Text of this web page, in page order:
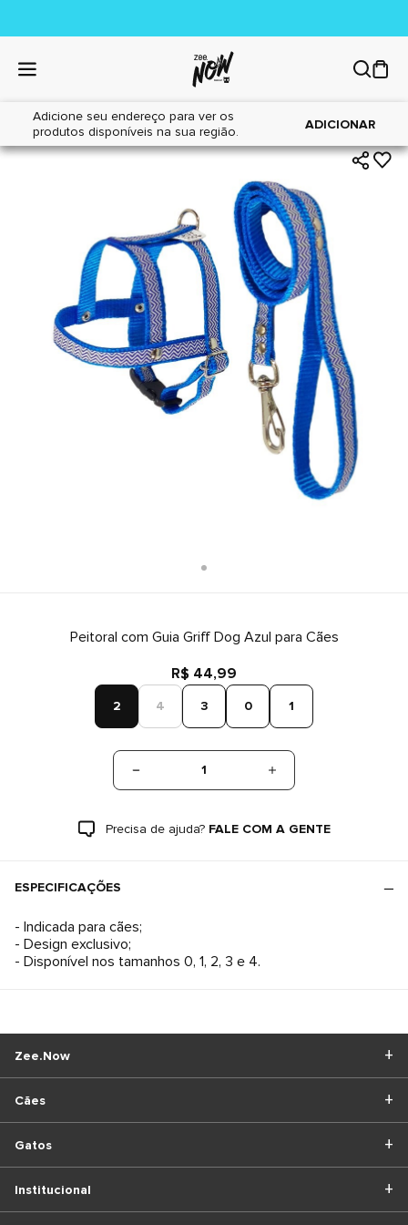
Adicione seu endereço para ver os
produtos disponíveis na sua região.
ADICIONAR
Home|Cães|Acessórios
Peitoral com Guia Griff Dog Azul para Cães
R$ 44,99
2 4 3 0 1
1
Precisa de ajuda? FALE COM A GENTE
ESPECIFICAÇÕES
- Indicada para cães;
- Design exclusivo;
- Disponível nos tamanhos 0, 1, 2, 3 e 4.
Cães
Gatos
Zee.Now
Institucional